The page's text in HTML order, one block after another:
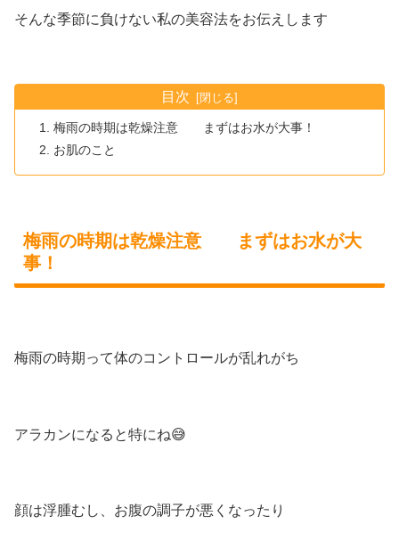
そんな季節に負けない私の美容法をお伝えします
目次
梅雨の時期は乾燥注意 まずはお水が大事！
お肌のこと
梅雨の時期は乾燥注意 まずはお水が大
事！
梅雨の時期って体のコントロールが乱れがち
アラカンになると特にね😅
顔は浮腫むし、お腹の調子が悪くなったり